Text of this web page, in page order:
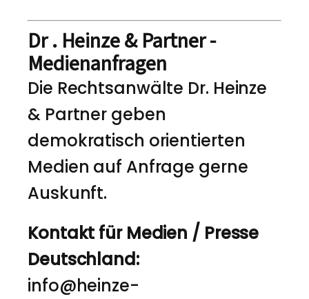
Dr . Heinze & Partner -
Medienanfragen
Die Rechtsanwälte Dr. Heinze
& Partner geben
demokratisch orientierten
Medien auf Anfrage gerne
Auskunft.
Kontakt für Medien / Presse
Deutschland:
info@heinze-